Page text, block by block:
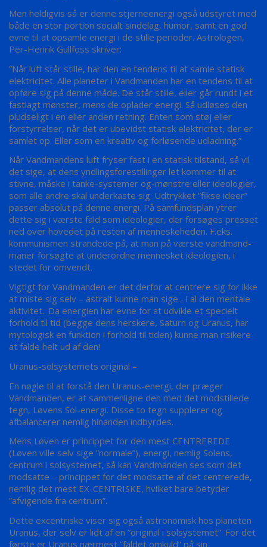
Men heldigvis så er denne stjerneenergi også udstyret med
både en stor portion socialt sindelag, humor, samt en god
evne til at opsamle energi i de stille perioder. Astrologen,
Per-Henrik Gullfoss skriver:
”Når luft står stille, har den en tendens til at samle statisk
elektricitet. Alle planeter i Vandmanden har en tendens til at
opføre sig på denne måde. De står stille, eller går rundt i et
fastlagt mønster, mens de oplader energi. Så udløses den
pludseligt i en eller anden retning. Enten som støj eller
forstyrrelser, når det er ubevidst statisk elektricitet, der er
samlet op. Eller som en kreativ og forløsende udladning.”
Når Vandmandens luft fryser fast i en statisk tilstand, så vil
det sige, at dens yndlingsforestillinger let kommer til at
stivne, måske i tanke-systemer og-mønstre eller ideologier,
som alle andre skal underkaste sig. Udtrykket ”fikse ideer”
passer absolut på denne energi. På samfundsplan ytrer
dette sig i værste fald som ideologier, der forsøges presset
ned over hovedet på resten af menneskeheden. F.eks.
kommunismen strandede på, at man på værste vandmand-
maner forsøgte at underordne mennesket ideologien, i
stedet for omvendt.
Vigtigt for Vandmanden er det derfor at centrere sig for ikke
at miste sig selv – astralt kunne man sige.- i al den mentale
aktivitet.. Da energien har evne for at udvikle et specielt
forhold til tid (begge dens herskere, Saturn og Uranus, har
mytologisk en funktion i forhold til tiden) kunne man risikere
at falde helt ud af den!
Uranus-solsystemets original –
En nøgle til at forstå den Uranus-energi, der præger
Vandmanden, er at sammenligne den med det modstillede
tegn, Løvens Sol-energi. Disse to tegn supplerer og
afbalancerer nemlig hinanden indbyrdes.
Mens Løven er princippet for den mest CENTREREDE
(Løven ville selv sige ”normale”), energi, nemlig Solens,
centrum i solsystemet, så kan Vandmanden ses som det
modsatte – princippet for det modsatte af det centrerede,
nemlig det mest EX-CENTRISKE, hvilket bare betyder
”afvigende fra centrum”.
Dette excentriske viser sig også astronomisk hos planeten
Uranus, der selv er lidt af en ”original i solsystemet”. For det
første er Uranus nærmest ”faldet omkuld” på sin